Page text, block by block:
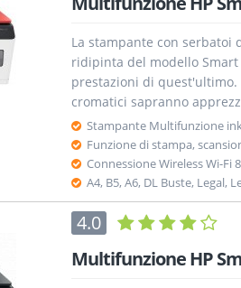
La stampante con serbatoi
ridipinta del modello Smart
prestazioni di
cromatici sapranno
Stampante Multifunzione
Funzione di stampa,
Connessione Wireless Wi-Fi
A4, B5, A6, DL Buste, Legal,
4.0
Multifunzione HP